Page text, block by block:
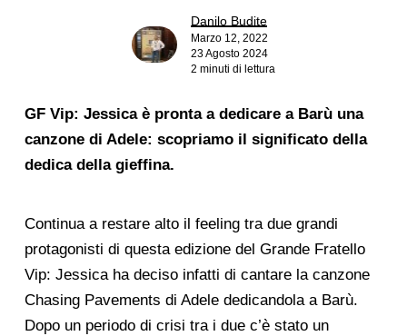
Danilo Budite
Marzo 12, 2022
23 Agosto 2024
2 minuti di lettura
GF Vip: Jessica è pronta a dedicare a Barù una
canzone di Adele: scopriamo il significato della
dedica della gieffina.
Continua a restare alto il feeling tra due grandi
protagonisti di questa edizione del Grande Fratello
Vip: Jessica ha deciso infatti di cantare la canzone
Chasing Pavements di Adele dedicandola a Barù.
Dopo un periodo di crisi tra i due c’è stato un